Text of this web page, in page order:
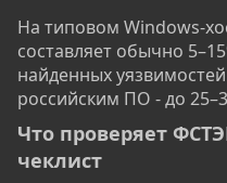
На типовом Windows-
составляет обычно
найденных
российским ПО - до
Что проверяет
чеклист​